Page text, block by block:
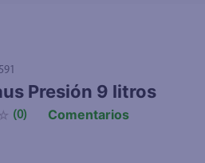
Presión 9 litros
☆ (0) Comentarios